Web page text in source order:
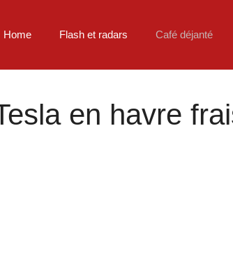
Home Flash et radars Café déjanté
en havre